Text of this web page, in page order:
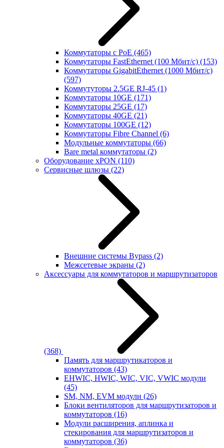
Коммутаторы с PoE (465)
Коммутаторы FastEthernet (100 Мбит/с) (153)
Коммутаторы GigabitEthernet (1000 Мбит/с)
(597)
Коммутуторы 2.5GE RJ-45 (1)
Коммутаторы 10GE (171)
Коммутаторы 25GE (17)
Коммутаторы 40GE (21)
Коммутаторы 100GE (12)
Коммутаторы Fibre Channel (6)
Модульные коммутаторы (66)
Bare metal коммутаторы (2)
Оборудование xPON (110)
Сервисные шлюзы (22)
Внешние системы Bypass (2)
Межсетевые экраны (2)
Аксессуары для коммутаторов и маршрутизаторов
(368)
Память для маршрутикаторов и
коммутаторов (43)
EHWIC, HWIC, WIC, VIC, VWIC модули
(45)
SM, NM, EVM модули (26)
Блоки вентиляторов для маршрутизаторов и
коммутаторов (16)
Модули расширения, аплинка и
стекирования для маршрутизаторов и
коммутаторов (36)